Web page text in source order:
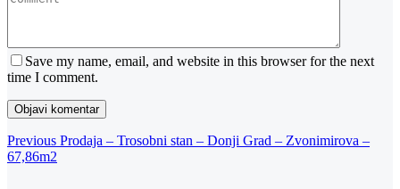
Save my name, email, and website in this browser for the next
time I comment.
Navigacija
objava
Previous
Post
Previous Prodaja – Trosobni stan – Donji Grad – Zvonimirova –
67,86m2